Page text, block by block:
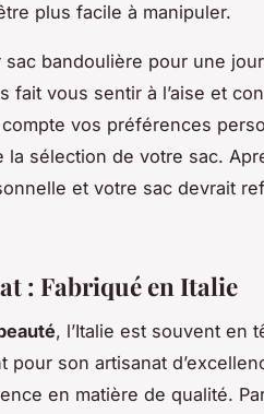
plus facile à manipuler.
bandoulière pour une
fait vous sentir à l’aise et
vos préférences
sélection de votre sac.
et votre sac devrait
: Fabriqué en Italie
, l’Italie est souvent en
pour son artisanat
en matière de qualité.